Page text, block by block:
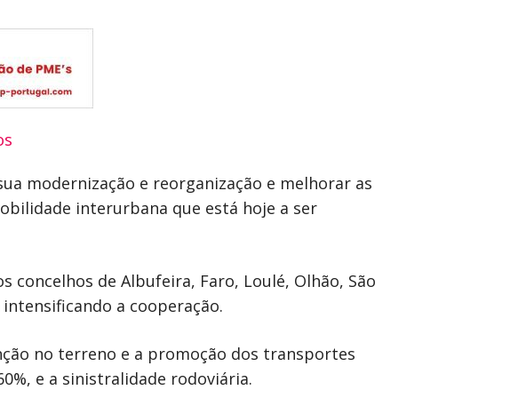
modernização e reorganização e melhorar as
interurbana que está hoje a ser
concelhos de Albufeira, Faro, Loulé, Olhão, São
a cooperação.
no terreno e a promoção dos transportes
e a sinistralidade rodoviária.